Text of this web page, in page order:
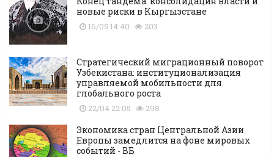
новые риски в Кыргызстане
16/05 14:40 203
Стратегический миграционный поворот
Узбекистана: институционализация
управляемой мобильности для
глобального роста
22/04 22:05 298
Экономика стран Центральной Азии
Европы замедлится на фоне мировых
событий - ВБ